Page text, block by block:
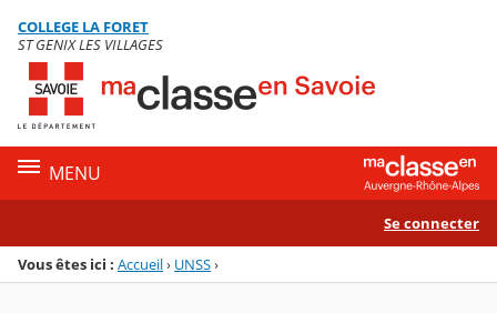
Menu de la rubrique
Contenu
COLLEGE LA FORET
ST GENIX LES VILLAGES
MENU
Se connecter
Vous êtes ici : Accueil› UNSS›